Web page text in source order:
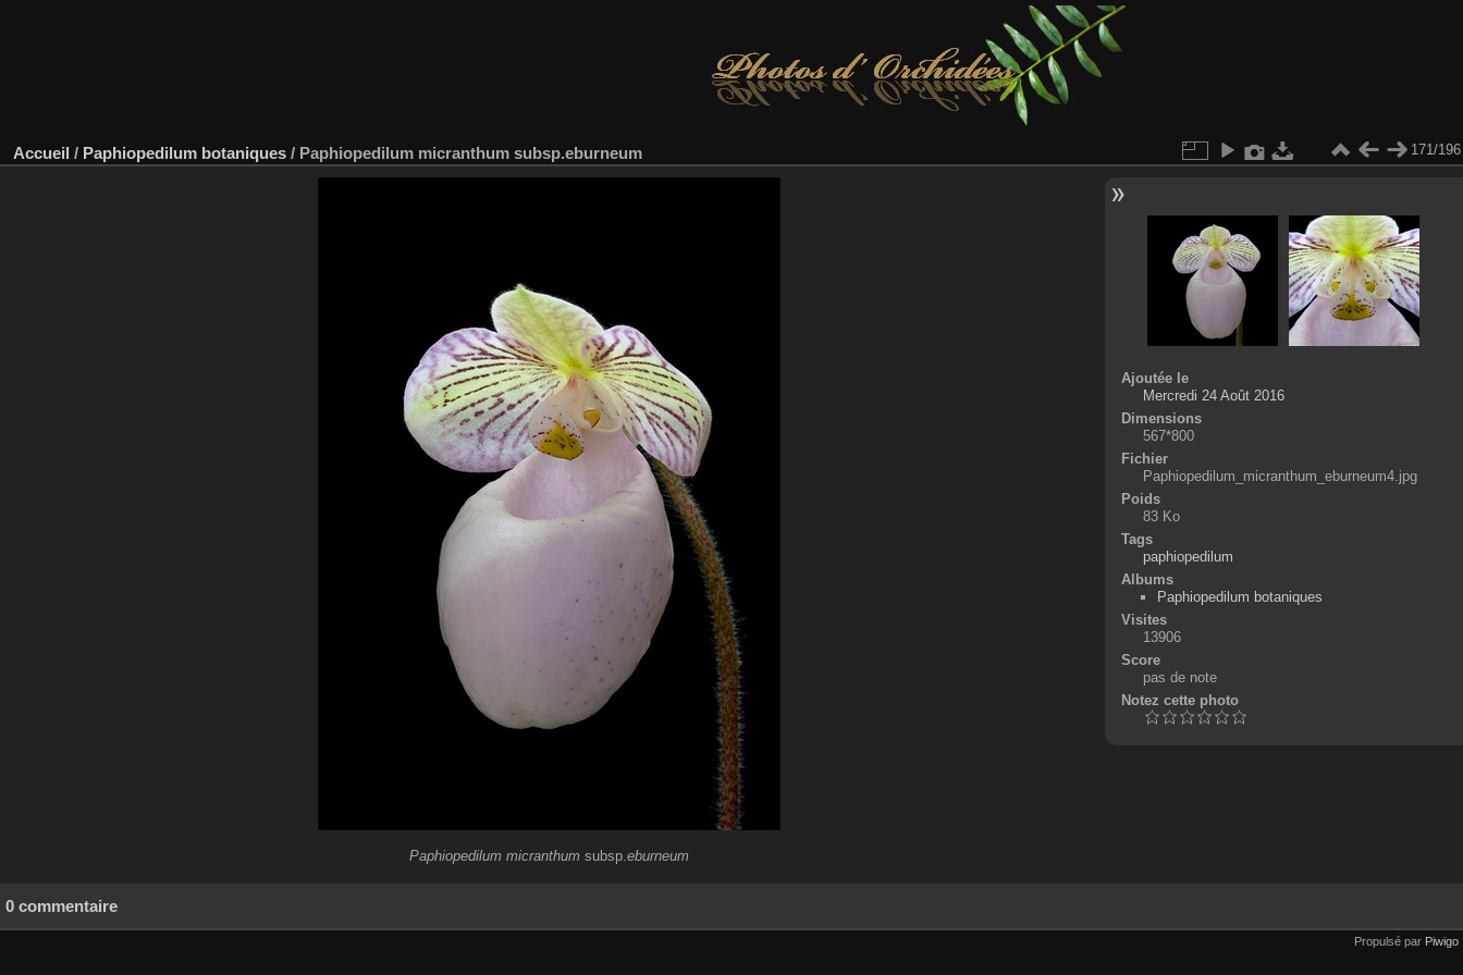
Accueil / Paphiopedilum botaniques / Paphiopedilum micranthum subsp.eburneum 171/196
Paphiopedilum micranthum subsp. eburneum
Ajoutée le
Mercredi 24 Août 2016
Dimensions
567*800
Fichier
Paphiopedilum_micranthum_eburneum4.jpg
Poids
83 Ko
Tags
paphiopedilum
Albums
Paphiopedilum botaniques
Visites
13906
Score
pas de note
Notez cette photo
0 commentaire
Propulsé par Piwigo